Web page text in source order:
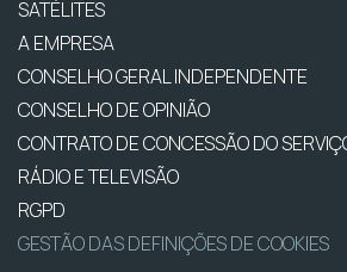
SATÉLITES
A EMPRESA
CONSELHO GERAL INDEPENDENTE
CONSELHO DE OPINIÃO
CONTRATO DE CONCESSÃO DO
RÁDIO E TELEVISÃO
RGPD
GESTÃO DAS DEFINIÇÕES DE COOKIES